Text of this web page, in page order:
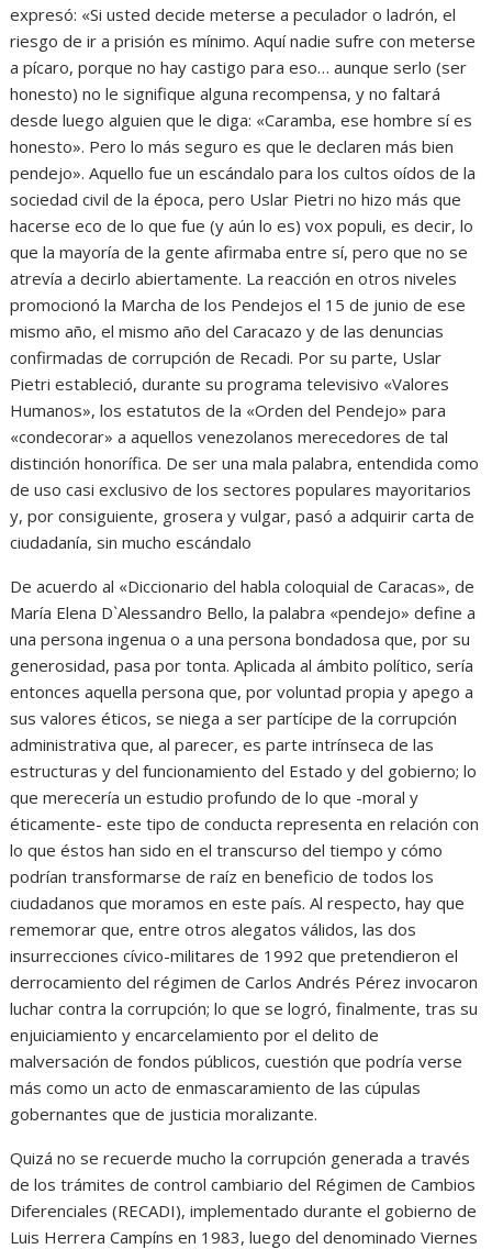
expresó: «Si usted decide meterse a peculador o ladrón, el
riesgo de ir a prisión es mínimo. Aquí nadie sufre con meterse
a pícaro, porque no hay castigo para eso… aunque serlo (ser
honesto) no le signifique alguna recompensa, y no faltará
desde luego alguien que le diga: «Caramba, ese hombre sí es
honesto». Pero lo más seguro es que le declaren más bien
pendejo». Aquello fue un escándalo para los cultos oídos de la
sociedad civil de la época, pero Uslar Pietri no hizo más que
hacerse eco de lo que fue (y aún lo es) vox populi, es decir, lo
que la mayoría de la gente afirmaba entre sí, pero que no se
atrevía a decirlo abiertamente. La reacción en otros niveles
promocionó la Marcha de los Pendejos el 15 de junio de ese
mismo año, el mismo año del Caracazo y de las denuncias
confirmadas de corrupción de Recadi. Por su parte, Uslar
Pietri estableció, durante su programa televisivo «Valores
Humanos», los estatutos de la «Orden del Pendejo» para
«condecorar» a aquellos venezolanos merecedores de tal
distinción honorífica. De ser una mala palabra, entendida como
de uso casi exclusivo de los sectores populares mayoritarios
y, por consiguiente, grosera y vulgar, pasó a adquirir carta de
ciudadanía, sin mucho escándalo
De acuerdo al «Diccionario del habla coloquial de Caracas», de
María Elena D`Alessandro Bello, la palabra «pendejo» define a
una persona ingenua o a una persona bondadosa que, por su
generosidad, pasa por tonta. Aplicada al ámbito político, sería
entonces aquella persona que, por voluntad propia y apego a
sus valores éticos, se niega a ser partícipe de la corrupción
administrativa que, al parecer, es parte intrínseca de las
estructuras y del funcionamiento del Estado y del gobierno; lo
que merecería un estudio profundo de lo que -moral y
éticamente- este tipo de conducta representa en relación con
lo que éstos han sido en el transcurso del tiempo y cómo
podrían transformarse de raíz en beneficio de todos los
ciudadanos que moramos en este país. Al respecto, hay que
rememorar que, entre otros alegatos válidos, las dos
insurrecciones cívico-militares de 1992 que pretendieron el
derrocamiento del régimen de Carlos Andrés Pérez invocaron
luchar contra la corrupción; lo que se logró, finalmente, tras su
enjuiciamiento y encarcelamiento por el delito de
malversación de fondos públicos, cuestión que podría verse
más como un acto de enmascaramiento de las cúpulas
gobernantes que de justicia moralizante.
Quizá no se recuerde mucho la corrupción generada a través
de los trámites de control cambiario del Régimen de Cambios
Diferenciales (RECADI), implementado durante el gobierno de
Luis Herrera Campíns en 1983, luego del denominado Viernes